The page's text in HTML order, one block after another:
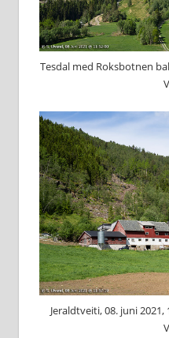
Tesdal med Roksbotnen
Jeraldtveiti, 08. juni